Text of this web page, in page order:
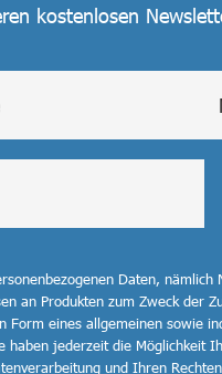
kostenlosen
Daten, nämlich
an Produkten zum Zweck der
Form eines allgemeinen sowie
haben jederzeit die Möglichkeit
und Ihren